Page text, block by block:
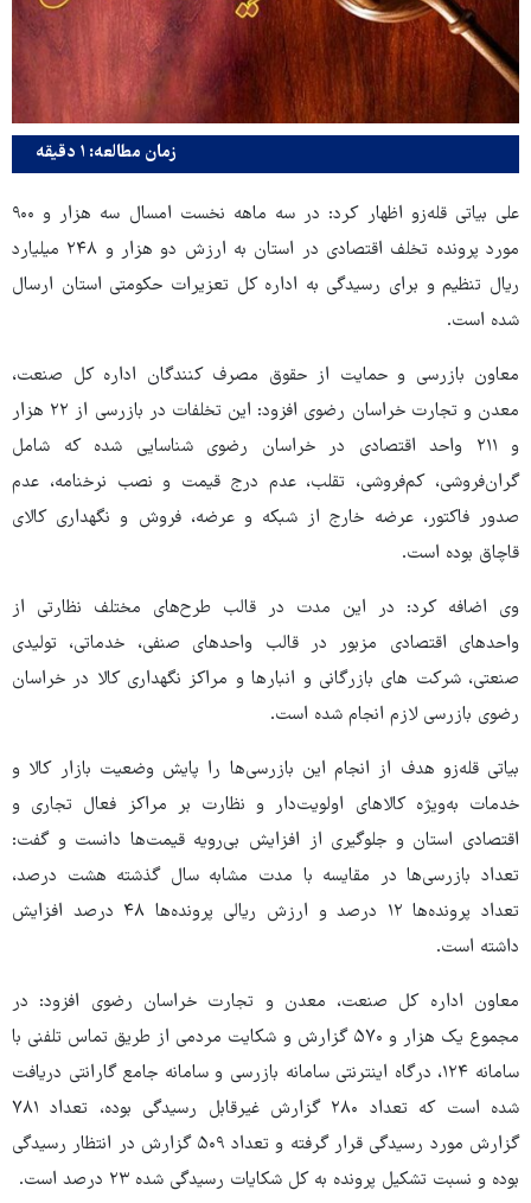
زمان مطالعه: ۱ دقیقه
علی بیاتی قله‌زو اظهار کرد: در سه ماهه نخست امسال سه هزار و ۹۰۰
مورد پرونده تخلف اقتصادی در استان به ارزش دو هزار و ۲۴۸ میلیارد
ریال تنظیم و برای رسیدگی به اداره کل تعزیرات حکومتی استان ارسال
شده است.
معاون بازرسی و حمایت از حقوق مصرف کنندگان اداره کل صنعت،
معدن و تجارت خراسان رضوی افزود: این تخلفات در بازرسی از ۲۲ هزار
و ۲۱۱ واحد اقتصادی در خراسان رضوی شناسایی شده که شامل
گران‌فروشی، کم‌فروشی، تقلب، عدم درج قیمت و نصب نرخنامه، عدم
صدور فاکتور، عرضه خارج از شبکه و عرضه، فروش و نگهداری کالای
قاچاق بوده است.
وی اضافه کرد: در این مدت در قالب طرح‌های مختلف نظارتی از
واحدهای اقتصادی مزبور در قالب واحدهای صنفی، خدماتی، تولیدی
صنعتی، شرکت های بازرگانی و انبارها و مراکز نگهداری کالا در خراسان
رضوی بازرسی لازم انجام شده است.
بیاتی قله‌زو هدف از انجام این بازرسی‌ها را پایش وضعیت بازار کالا و
خدمات به‌ویژه کالاهای اولویت‌دار و نظارت بر مراکز فعال تجاری و
اقتصادی استان و جلوگیری از افزایش بی‌رویه قیمت‌ها دانست و گفت:
تعداد بازرسی‌ها در مقایسه با مدت مشابه سال گذشته هشت درصد،
تعداد پرونده‌ها ۱۲ درصد و ارزش ریالی پرونده‌ها ۴۸ درصد افزایش
داشته است.
معاون اداره کل صنعت، معدن و تجارت خراسان رضوی افزود: در
مجموع یک هزار و ۵۷۰ گزارش و شکایت مردمی از طریق تماس تلفنی با
سامانه ۱۲۴، درگاه اینترنتی سامانه بازرسی و سامانه جامع گارانتی دریافت
شده است که تعداد ۲۸۰ گزارش غیرقابل رسیدگی بوده، تعداد ۷۸۱
گزارش مورد رسیدگی قرار گرفته و تعداد ۵۰۹ گزارش در انتظار رسیدگی
بوده و نسبت تشکیل پرونده به کل شکایات رسیدگی شده ۲۳ درصد است.